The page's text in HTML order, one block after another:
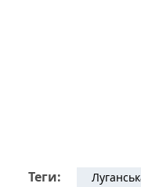
Теги: